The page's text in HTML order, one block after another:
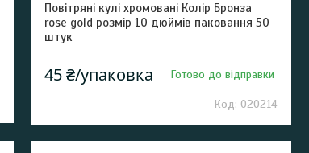
Повітряні кулі хромовані Колір Бронза
rose gold розмір 10 дюймів паковання 50
штук
45 ₴/упаковка Готово до відправки
020214